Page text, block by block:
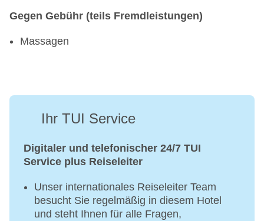
Gegen Gebühr (teils Fremdleistungen)
Massagen
Ihr TUI Service
Digitaler und telefonischer 24/7 TUI
Service plus Reiseleiter
Unser internationales Reiseleiter Team
besucht Sie regelmäßig in diesem Hotel
und steht Ihnen für alle Fragen,